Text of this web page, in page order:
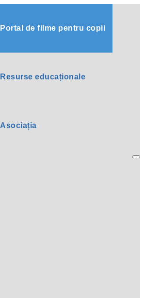
Portal de filme pentru copii
Resurse educaționale
Asociația